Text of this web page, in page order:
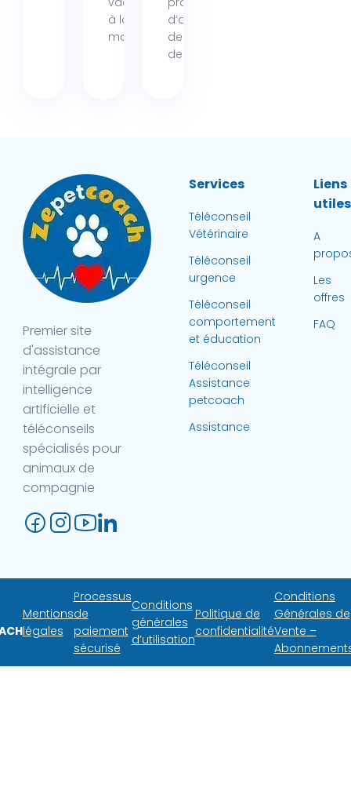
à la mer,
mais...
d’animaux
de la région
de...
Premier site
d'assistance
intégrale par
intelligence
artificielle et
téléconseils
spécialisés pour
animaux de
compagnie
Services
Téléconseil
Vétérinaire
Téléconseil
urgence
Téléconseil
comportement
et éducation
Téléconseil
Assistance
petcoach
Assistance
Liens
utiles
A
Les
offres
FAQ
Mentions
légales
Processus
de
paiement
sécurisé
Conditions
générales
d’utilisation
Politique de
confidentialité
Conditions
Générales de
Vente –